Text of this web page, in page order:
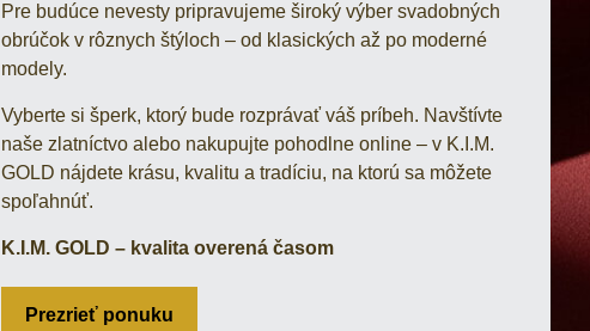
Pre budúce nevesty pripravujeme široký výber svadobných
obrúčok v rôznych štýloch – od klasických až po moderné
modely.
Vyberte si šperk, ktorý bude rozprávať váš príbeh. Navštívte
naše zlatníctvo alebo nakupujte pohodlne online – v K.I.M.
GOLD nájdete krásu, kvalitu a tradíciu, na ktorú sa môžete
spoľahnúť.
K.I.M. GOLD – kvalita overená časom
Prezrieť ponuku